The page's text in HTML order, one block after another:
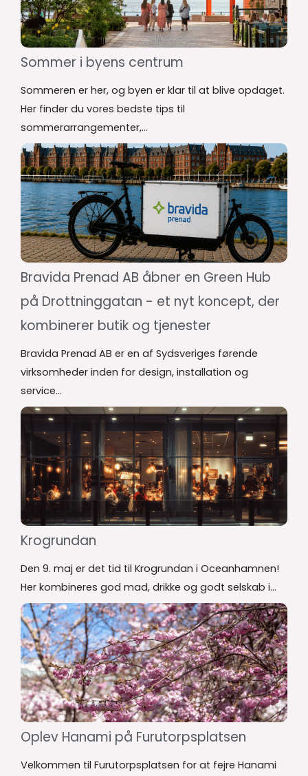
Sommer i byens centrum
Sommeren er her, og byen er klar til at blive opdaget.
Her finder du vores bedste tips til
sommerarrangementer,...
Bravida Prenad AB åbner en Green Hub
på Drottninggatan - et nyt koncept, der
kombinerer butik og tjenester
Bravida Prenad AB er en af Sydsveriges førende
virksomheder inden for design, installation og
service...
Krogrundan
Den 9. maj er det tid til Krogrundan i Oceanhamnen!
Her kombineres god mad, drikke og godt selskab i...
Oplev Hanami på Furutorpsplatsen
Velkommen til Furutorpsplatsen for at fejre Hanami